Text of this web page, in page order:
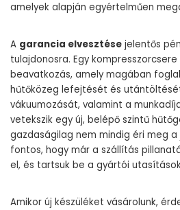
amelyek alapján egyértelműen
A garancia elvesztése jelentős
tulajdonosra. Egy
beavatkozás, amely magában
hűtőközeg lefejtését és
vákuumozását, valamint a
vetekszik egy új, belépő szintű
gazdaságilag nem mindig éri meg
fontos, hogy már a szállítás
el, és tartsuk be a gyártói
Amikor új készüléket vásárolunk,